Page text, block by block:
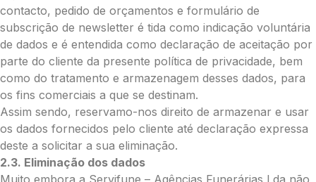
O que deseja enviar?
Ramo de Flores
Palma
Cruz
Coração
Coroa
Ramo de Flores:
Opção 1 (€25)
Opção 2 (€30)
contacto, pedido de orçamentos e formulário de
subscrição de newsletter é tida como indicação voluntária
de dados e é entendida como declaração de aceitação por
parte do cliente da presente política de privacidade, bem
como do tratamento e armazenagem desses dados, para
os fins comerciais a que se destinam.
Assim sendo, reservamo-nos direito de armazenar e usar
os dados fornecidos pelo cliente até declaração expressa
deste a solicitar a sua eliminação.
2.3. Eliminação dos dados
Muito embora a Servifune – Agências Funerárias Lda não